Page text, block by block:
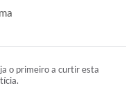
o primeiro a curtir esta